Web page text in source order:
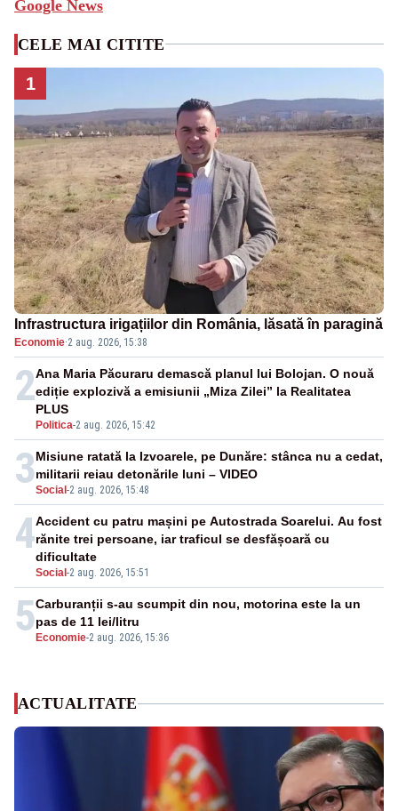
Google News
CELE MAI CITITE
1
Infrastructura irigațiilor din România, lăsată în paragină
Economie·2 aug. 2026, 15:38
2
Politica-2 aug. 2026, 15:42
Ana Maria Păcuraru demască planul lui Bolojan. O nouă
ediție explozivă a emisiunii „Miza Zilei” la Realitatea
PLUS
3Social -2 aug. 2026, 15:48
Misiune ratată la Izvoarele, pe Dunăre: stânca nu a cedat,
militarii reiau detonările luni – VIDEO
4
Social -2 aug. 2026, 15:51
Accident cu patru mașini pe Autostrada Soarelui. Au fost
rănite trei persoane, iar traficul se desfășoară cu
dificultate
5 Economie-2 aug. 2026, 15:36
Carburanții s-au scumpit din nou, motorina este la un
pas de 11 lei/litru
ACTUALITATE